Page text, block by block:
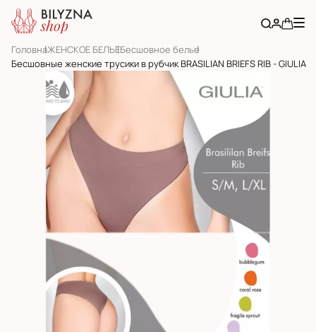
ГоловнаЖЕНСКОЕ БЕЛЬЕБесшовное белье
Бесшовные женские трусики в рубчик BRASILIAN BRIEFS RIB - GIULIA